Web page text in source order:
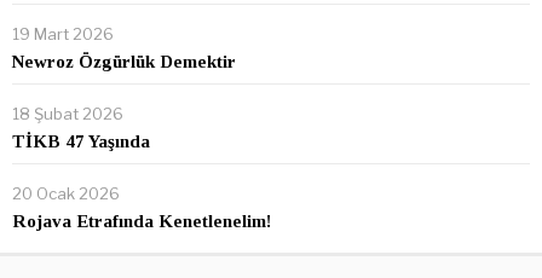
19 Mart 2026
Newroz Özgürlük Demektir
18 Şubat 2026
TİKB 47 Yaşında
20 Ocak 2026
Rojava Etrafında Kenetlenelim!